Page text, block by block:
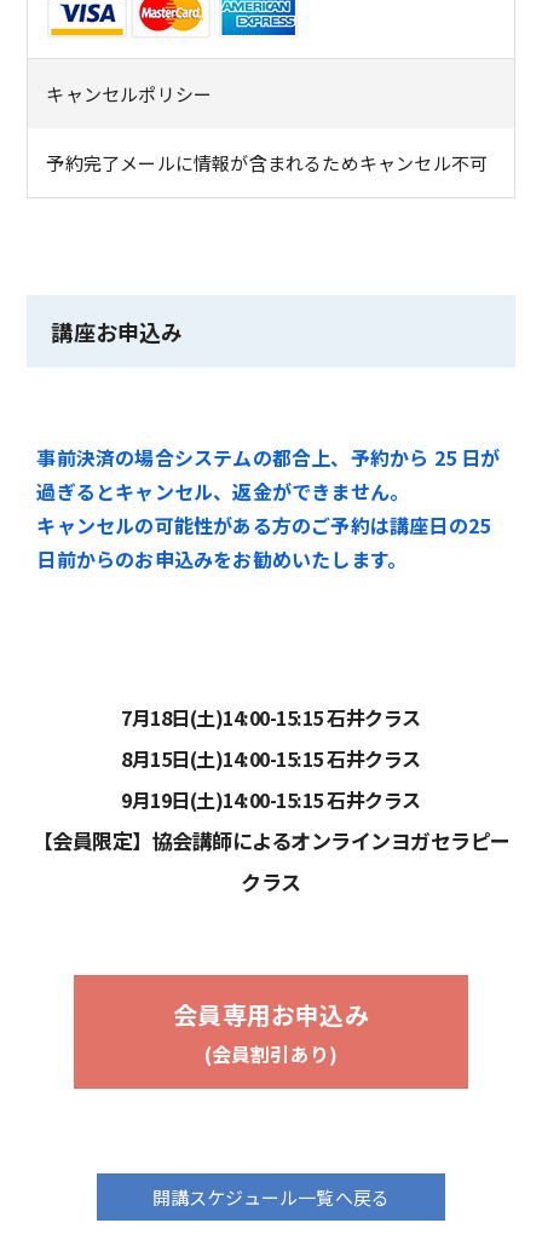
キャンセルポリシー
予約完了メールに情報が含まれるためキャンセル不可
講座お申込み
事前決済の場合システムの都合上、予約から 25 日が
過ぎるとキャンセル、返金ができません。
キャンセルの可能性がある方のご予約は講座日の25
日前からのお申込みをお勧めいたします。
7月18日(土)14:00-15:15 石井クラス
8月15日(土)14:00-15:15 石井クラス
9月19日(土)14:00-15:15 石井クラス
【会員限定】協会講師によるオンラインヨガセラピー
クラス
会員専用お申込み
(会員割引あり)
開講スケジュール一覧へ戻る